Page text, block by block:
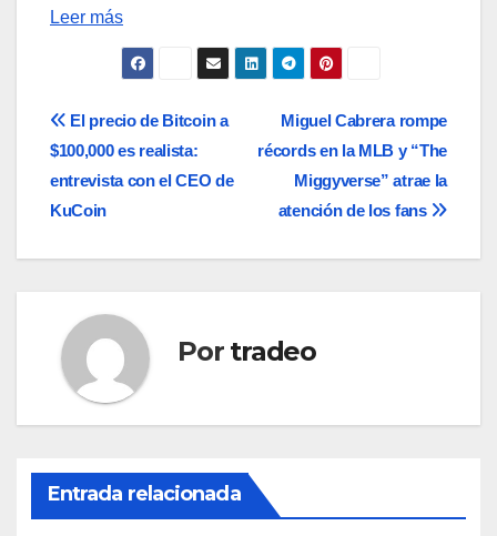
Leer más
Navegación
de
entradas
Miguel Cabrera rompe
récords en la MLB y “The
Miggyverse” atrae la
atención de los fans
El precio de Bitcoin a
$100,000 es realista:
entrevista con el CEO de
KuCoin
Por tradeo
Entrada relacionada